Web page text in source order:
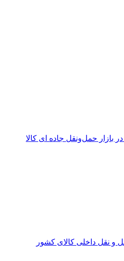
حمل‌ونقل جاده ای کالا
نقل داخلی کالای کشور